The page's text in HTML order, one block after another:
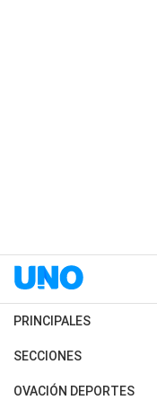
PRINCIPALES
Últimas Noticias
Política
SECCIONES
Horóscopo
OVACIÓN DEPORTES